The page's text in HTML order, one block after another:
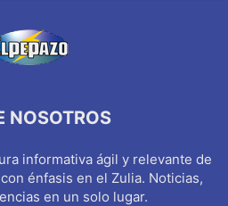
NOSOTROS
informativa ágil y relevante de
énfasis en el Zulia. Noticias,
en un solo lugar.